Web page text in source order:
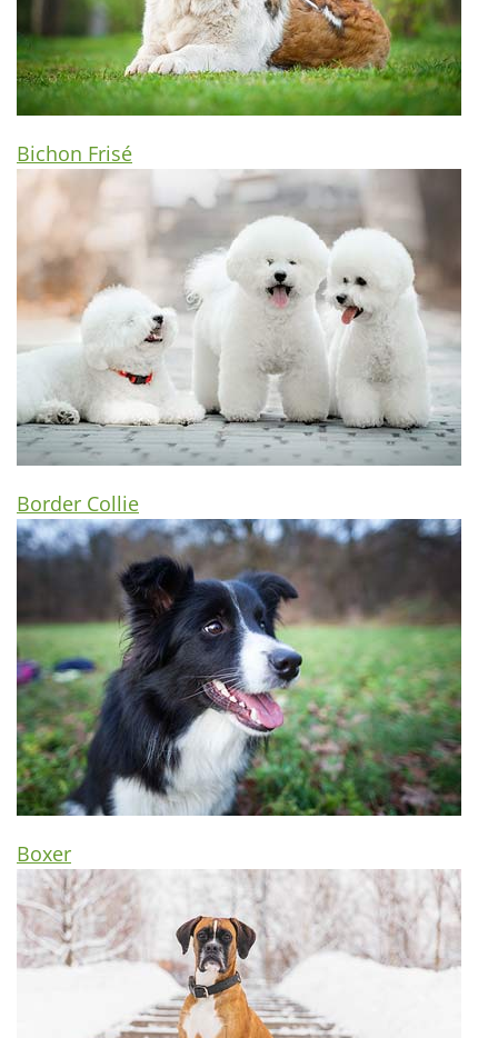
Bichon Frisé
Border Collie
Boxer